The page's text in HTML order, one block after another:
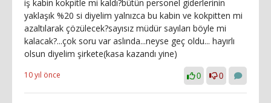
iş kabin kokpitle mi kaldı?bütün personel giderlerinin
yaklaşık %20 si diyelim yalnızca bu kabin ve kokpitten mi
azaltılarak çözülecek?sayısız müdür sayıları böyle mi
kalacak?...çok soru var aslında...neyse geç oldu... hayırlı
olsun diyelim şirkete(kasa kazandı yine)
10 yıl önce 0 0